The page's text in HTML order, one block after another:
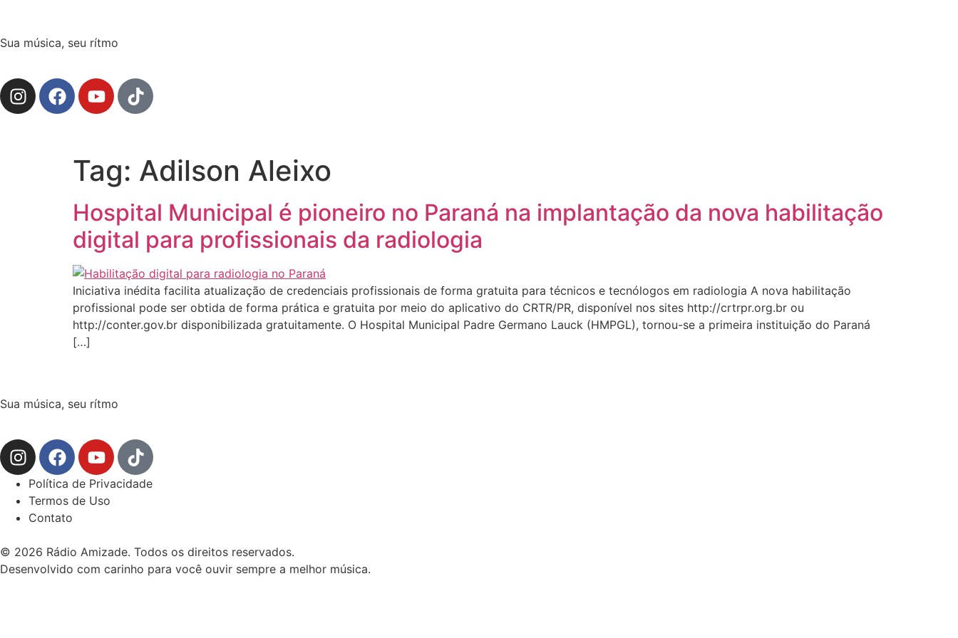
Sua música, seu rítmo
Tag: Adilson Aleixo
Hospital Municipal é pioneiro no Paraná na implantação da nova habilitação
digital para profissionais da radiologia
Iniciativa inédita facilita atualização de credenciais profissionais de forma gratuita para técnicos e tecnólogos em radiologia A nova habilitação
profissional pode ser obtida de forma prática e gratuita por meio do aplicativo do CRTR/PR, disponível nos sites http://crtrpr.org.br ou
http://conter.gov.br disponibilizada gratuitamente. O Hospital Municipal Padre Germano Lauck (HMPGL), tornou-se a primeira instituição do Paraná
[…]
Sua música, seu rítmo
Política de Privacidade
Termos de Uso
Contato
© 2026 Rádio Amizade. Todos os direitos reservados.
Desenvolvido com carinho para você ouvir sempre a melhor música.